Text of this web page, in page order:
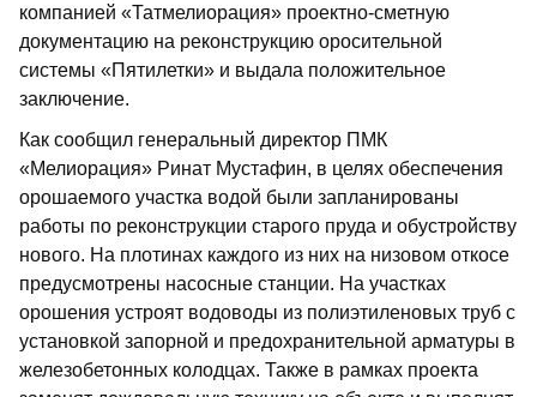
компанией «Татмелиорация» проектно-сметную
документацию на реконструкцию оросительной
системы «Пятилетки» и выдала положительное
заключение.
Как сообщил генеральный директор ПМК
«Мелиорация» Ринат Мустафин, в целях обеспечения
орошаемого участка водой были запланированы
работы по реконструкции старого пруда и обустройству
нового. На плотинах каждого из них на низовом откосе
предусмотрены насосные станции. На участках
орошения устроят водоводы из полиэтиленовых труб с
установкой запорной и предохранительной арматуры в
железобетонных колодцах. Также в рамках проекта